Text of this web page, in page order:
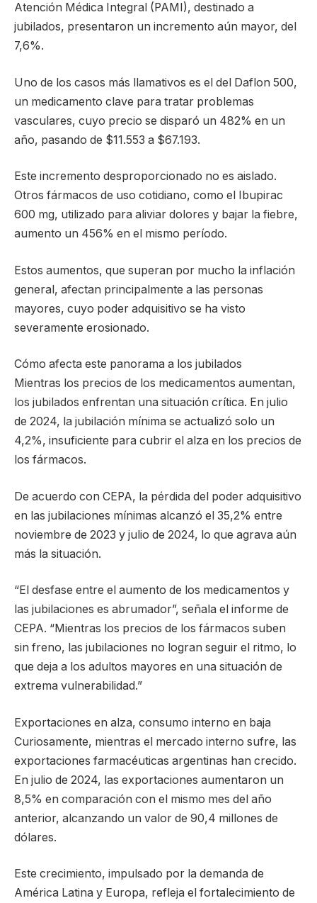
Atención Médica Integral (PAMI), destinado a
jubilados, presentaron un incremento aún mayor, del
7,6%.
Uno de los casos más llamativos es el del Daflon 500,
un medicamento clave para tratar problemas
vasculares, cuyo precio se disparó un 482% en un
año, pasando de $11.553 a $67.193.
Este incremento desproporcionado no es aislado.
Otros fármacos de uso cotidiano, como el Ibupirac
600 mg, utilizado para aliviar dolores y bajar la fiebre,
aumento un 456% en el mismo período.
Estos aumentos, que superan por mucho la inflación
general, afectan principalmente a las personas
mayores, cuyo poder adquisitivo se ha visto
severamente erosionado.
Cómo afecta este panorama a los jubilados
Mientras los precios de los medicamentos aumentan,
los jubilados enfrentan una situación crítica. En julio
de 2024, la jubilación mínima se actualizó solo un
4,2%, insuficiente para cubrir el alza en los precios de
los fármacos.
De acuerdo con CEPA, la pérdida del poder adquisitivo
en las jubilaciones mínimas alcanzó el 35,2% entre
noviembre de 2023 y julio de 2024, lo que agrava aún
más la situación.
“El desfase entre el aumento de los medicamentos y
las jubilaciones es abrumador”, señala el informe de
CEPA. “Mientras los precios de los fármacos suben
sin freno, las jubilaciones no logran seguir el ritmo, lo
que deja a los adultos mayores en una situación de
extrema vulnerabilidad.”
Exportaciones en alza, consumo interno en baja
Curiosamente, mientras el mercado interno sufre, las
exportaciones farmacéuticas argentinas han crecido.
En julio de 2024, las exportaciones aumentaron un
8,5% en comparación con el mismo mes del año
anterior, alcanzando un valor de 90,4 millones de
dólares.
Este crecimiento, impulsado por la demanda de
América Latina y Europa, refleja el fortalecimiento de